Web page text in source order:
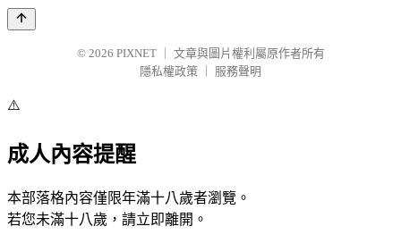
© 2026 PIXNET
文章與圖片權利屬原作者所有
隱私權政策
服務聲明
⚠️
成人內容提醒
本部落格內容僅限年滿十八歲者瀏覽。
若您未滿十八歲，請立即離開。